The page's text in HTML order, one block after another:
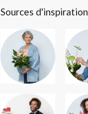
Sources d'inspiration